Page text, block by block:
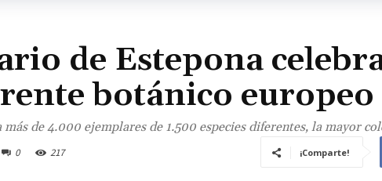
de Estepona
botánico europeo
de 4.000 ejemplares de 1.500 especies diferentes, la mayor
0 217 ¡Comparte!